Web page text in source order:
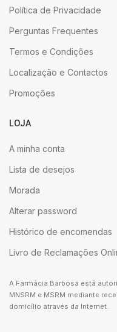
Política de Privacidade
Perguntas Frequentes
Termos e Condições
Localização e Contactos
Promoções
LOJA
A minha conta
Lista de desejos
Morada
Alterar password
Histórico de encomendas
Livro de Reclamações
A Farmácia Barbosa está
MNSRM e MSRM mediante
domicílio através da Internet.